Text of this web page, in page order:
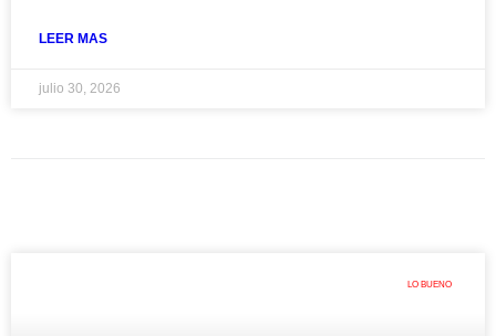
LEER MAS
julio 30, 2026
LO BUENO